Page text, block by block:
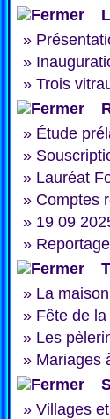
»
»
» Trois
» Étude
»
» Lauréat
» Comptes
» 19 09
»
» La
» Fête de
» Les
» Mariages
» Villages